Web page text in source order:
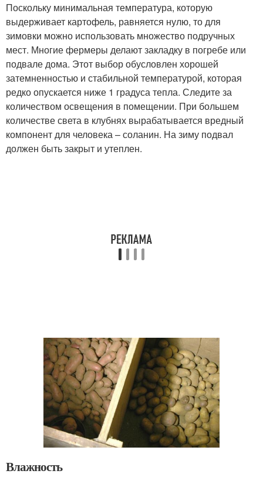
Поскольку минимальная температура, которую
выдерживает картофель, равняется нулю, то для
зимовки можно использовать множество подручных
мест. Многие фермеры делают закладку в погребе или
подвале дома. Этот выбор обусловлен хорошей
затемненностью и стабильной температурой, которая
редко опускается ниже 1 градуса тепла. Следите за
количеством освещения в помещении. При большем
количестве света в клубнях вырабатывается вредный
компонент для человека – соланин. На зиму подвал
должен быть закрыт и утеплен.
Влажность